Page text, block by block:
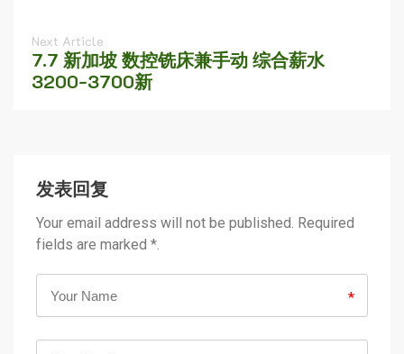
Next Article
7.7 新加坡 数控铣床兼手动 综合薪水
3200-3700新
发表回复
Your email address will not be published. Required
fields are marked *.
*